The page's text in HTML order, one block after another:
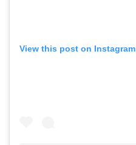
View this post on Instagram